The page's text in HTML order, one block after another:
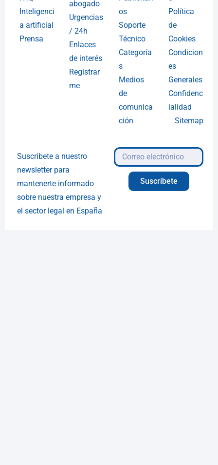
Inteligenci
a artificial
Prensa
abogado
Urgencias
/ 24h
Enlaces
de interés
Registrar
me
os
Soporte
Técnico
Categoría
s
Medios
de
comunica
ción
Política
de
Cookies
Condicion
es
Generales
Confidenc
ialidad
Sitemap
Suscríbete a nuestro
newsletter para
mantenerte informado
sobre nuestra empresa y
el sector legal en España
Suscríbete